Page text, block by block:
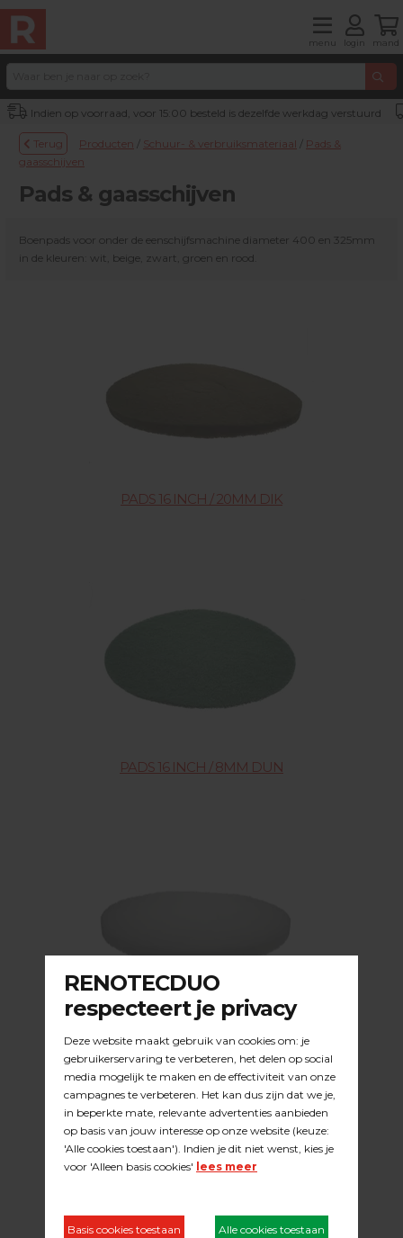
menu login mand
Indien op voorraad, voor 15:00 besteld is dezelfde werkdag verstuurd
Terug Producten / Schuur- & verbruiksmateriaal / Pads &
gaasschijven
Pads & gaasschijven
Boenpads voor onder de eenschijfsmachine diameter 400 en 325mm
in de kleuren: wit, beige, zwart, groen en rood.
PADS 16 INCH / 20MM DIK
PADS 16 INCH / 8MM DUN
PADS 13 INCH / 20MM DIK